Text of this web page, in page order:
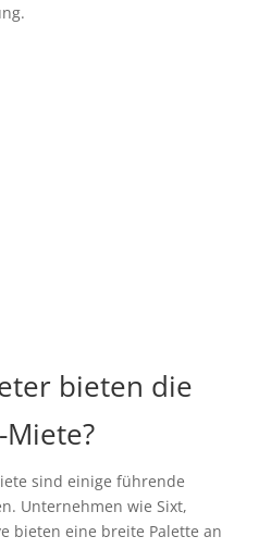
bieten die
Miete?
sind einige führende
Unternehmen wie Sixt,
bieten eine breite Palette an